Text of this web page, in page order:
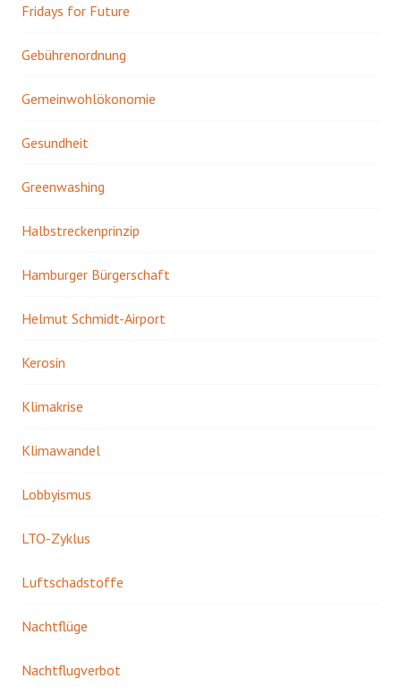
Fridays for Future
Gebührenordnung
Gemeinwohlökonomie
Gesundheit
Greenwashing
Halbstreckenprinzip
Hamburger Bürgerschaft
Helmut Schmidt-Airport
Kerosin
Klimakrise
Klimawandel
Lobbyismus
LTO-Zyklus
Luftschadstoffe
Nachtflüge
Nachtflugverbot